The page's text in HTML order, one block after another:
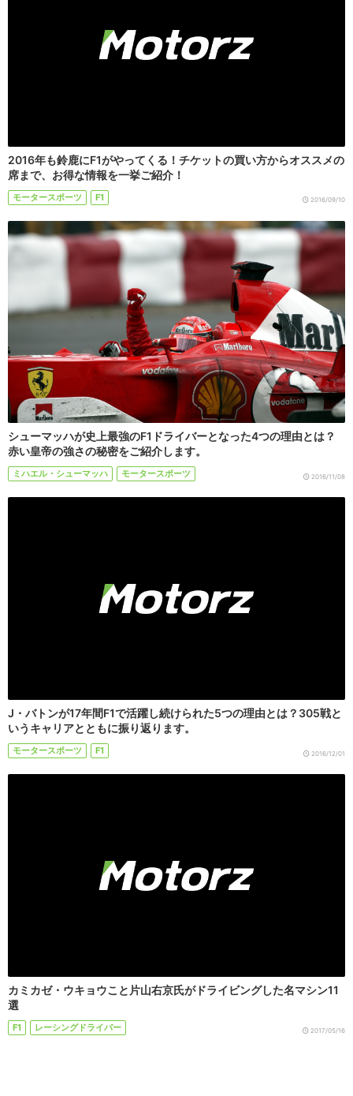
2016年も鈴鹿にF1がやってくる！チケットの買い方からオススメの
席まで、お得な情報を一挙ご紹介！
モータースポーツ F1 2016/09/10
シューマッハが史上最強のF1ドライバーとなった4つの理由とは？
赤い皇帝の強さの秘密をご紹介します。
ミハエル・シューマッハ モータースポーツ 2016/11/08
J・バトンが17年間F1で活躍し続けられた5つの理由とは？305戦と
いうキャリアとともに振り返ります。
モータースポーツ F1 2016/12/01
カミカゼ・ウキョウこと片山右京氏がドライビングした名マシン11
選
F1 レーシングドライバー 2017/05/16